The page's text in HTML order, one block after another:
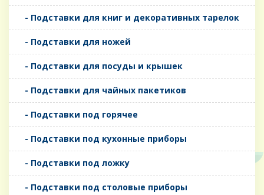
- Подставки для книг и декоративных тарелок
- Подставки для ножей
- Подставки для посуды и крышек
- Подставки для чайных пакетиков
- Подставки под горячее
- Подставки под кухонные приборы
- Подставки под ложку
- Подставки под столовые приборы